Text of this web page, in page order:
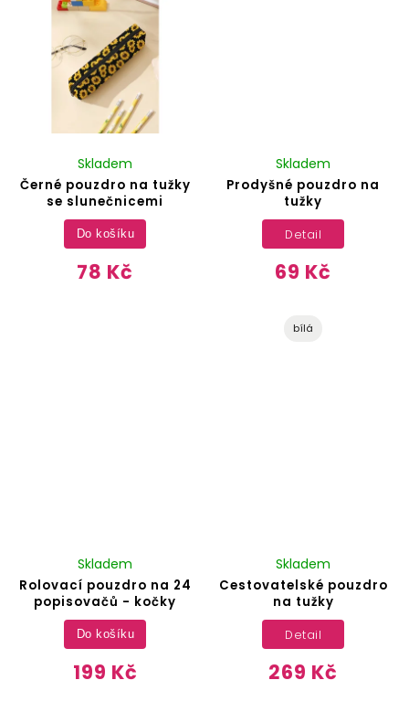
Černé pouzdro na tužky
se slunečnicemi
Skladem
78 Kč
Do košíku
Prodyšné pouzdro na
tužky
Skladem
69 Kč
Detail
bílá
Rolovací pouzdro na 24
popisovačů - kočky
Skladem
199 Kč
Do košíku
Cestovatelské pouzdro
na tužky
Skladem
269 Kč
Detail